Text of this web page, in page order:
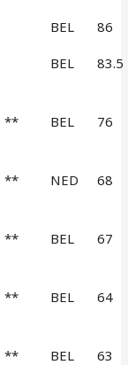
BEL 86
BEL 83.5
** BEL 76
** NED 68
** BEL 67
** BEL 64
** BEL 63